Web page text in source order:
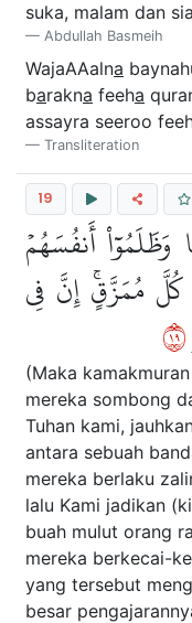
suka, malam dan
Abdullah Basmeih
WajaAAalna
barakna feeha
assayra seeroo
Transliteration
19
وَظَلَمُوٓاْ أَنفُسَهُمۡ
مُمَزَّقٍۚ إِنَّ فِي
٩١
(Maka
mereka sombong
Tuhan kami,
antara sebuah
mereka berlaku
lalu Kami jadikan
buah mulut orang
mereka berkecai-
yang tersebut
besar